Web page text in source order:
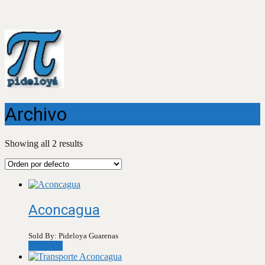
Archivo
Showing all 2 results
Aconcagua
Sold By: Pideloya Guarenas